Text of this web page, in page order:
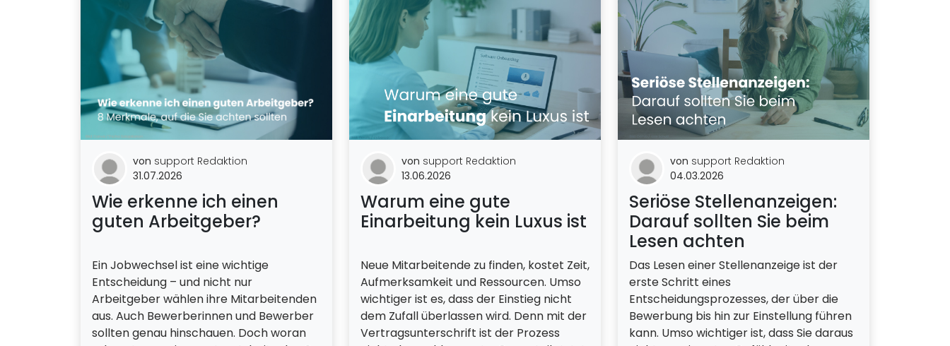
von support Redaktion
31.07.2026
Wie erkenne ich einen
guten Arbeitgeber?
Ein Jobwechsel ist eine wichtige
Entscheidung – und nicht nur
Arbeitgeber wählen ihre Mitarbeitenden
aus. Auch Bewerberinnen und Bewerber
sollten genau hinschauen. Doch woran
von support Redaktion
13.06.2026
Warum eine gute
Einarbeitung kein Luxus ist
Neue Mitarbeitende zu finden, kostet Zeit,
Aufmerksamkeit und Ressourcen. Umso
wichtiger ist es, dass der Einstieg nicht
dem Zufall überlassen wird. Denn mit der
Vertragsunterschrift ist der Prozess
von support Redaktion
04.03.2026
Seriöse Stellenanzeigen:
Darauf sollten Sie beim
Lesen achten
Das Lesen einer Stellenanzeige ist der
erste Schritt eines
Entscheidungsprozesses, der über die
Bewerbung bis hin zur Einstellung führen
kann. Umso wichtiger ist, dass Sie daraus